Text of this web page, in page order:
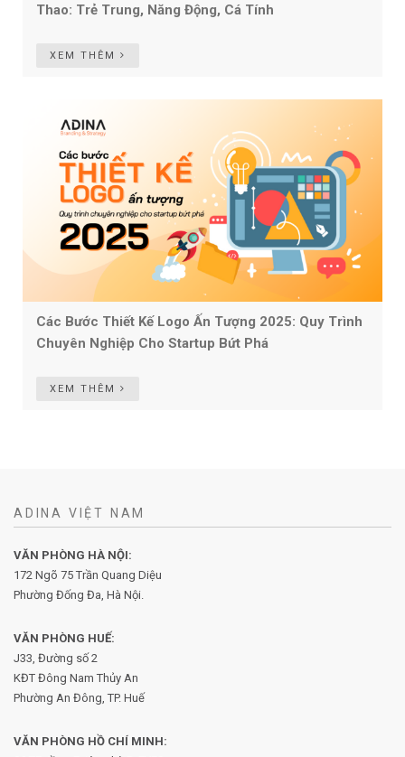
Thao: Trẻ Trung, Năng Động, Cá Tính
XEM THÊM
Các Bước Thiết Kế Logo Ấn Tượng 2025: Quy Trình
Chuyên Nghiệp Cho Startup Bứt Phá
XEM THÊM
ADINA VIỆT NAM
VĂN PHÒNG HÀ NỘI:
172 Ngõ 75 Trần Quang Diệu
Phường Đống Đa, Hà Nội.
VĂN PHÒNG HUẾ:
J33, Đường số 2
KĐT Đông Nam Thủy An
Phường An Đông, TP. Huế
VĂN PHÒNG HỒ CHÍ MINH: